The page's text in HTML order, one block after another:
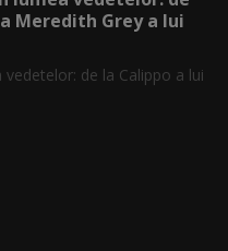
Meredith Grey a lui
de la Calippo a lui